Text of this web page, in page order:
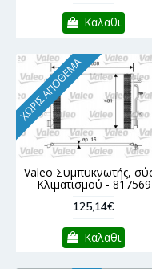
Καλαθι
ΧΩΡΊΣ ΑΠΌΘΕΜΑ
Valeo Συμπυκνωτής,
Κλιματισμού - 817569
125,14€
Καλαθι